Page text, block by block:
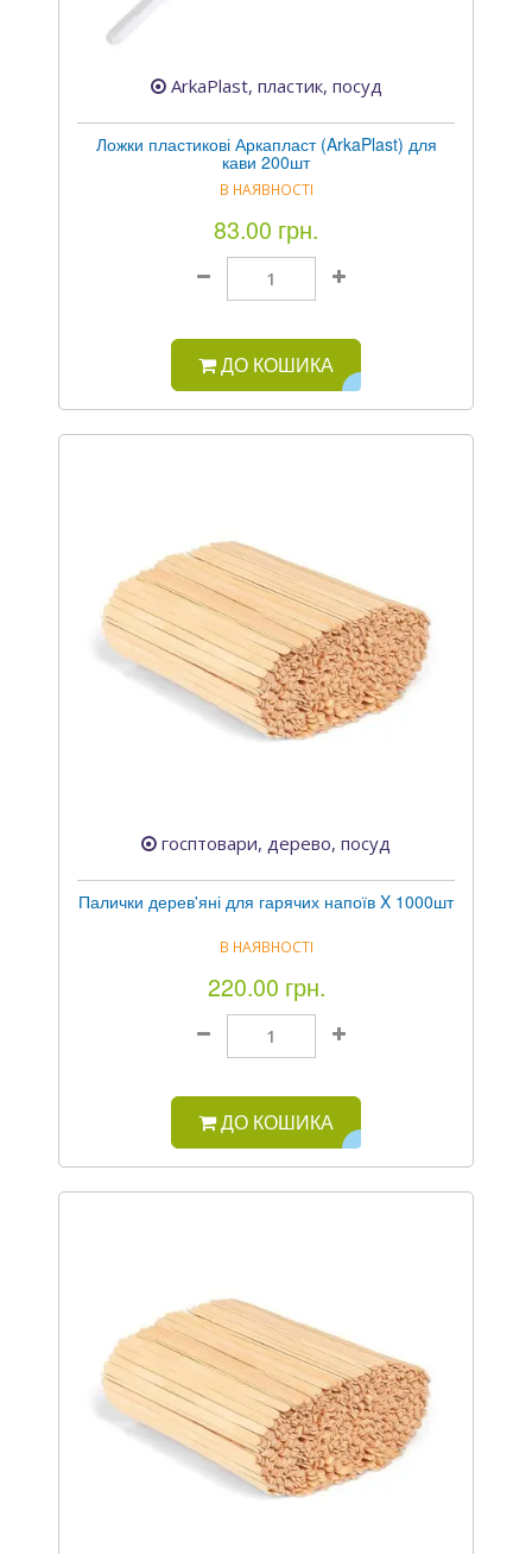
ArkaPlast, пластик, посуд
Ложки пластикові Аркапласт (ArkaPlast) для
кави 200шт
В НАЯВНОСТІ
83.00 грн.
ДО КОШИКА
госптовари, дерево, посуд
Палички дерев'яні для гарячих напоїв X 1000шт
В НАЯВНОСТІ
220.00 грн.
ДО КОШИКА